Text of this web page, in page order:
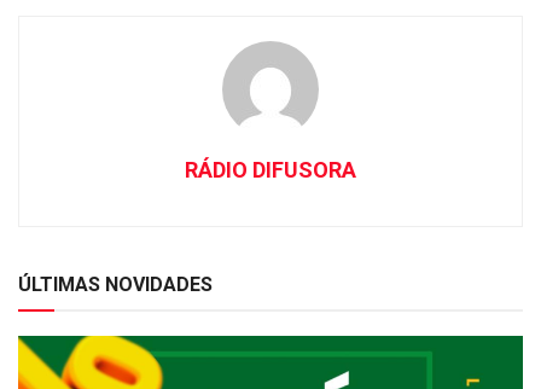
RÁDIO DIFUSORA
ÚLTIMAS NOVIDADES